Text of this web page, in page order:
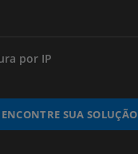
por IP
ENCONTRE SUA SOLUÇÃO